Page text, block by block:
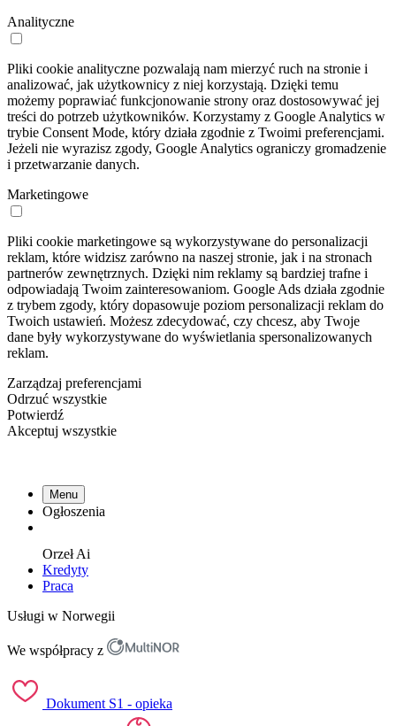
Analityczne
Pliki cookie analityczne pozwalają nam mierzyć ruch na stronie i
analizować, jak użytkownicy z niej korzystają. Dzięki temu
możemy poprawiać funkcjonowanie strony oraz dostosowywać jej
treści do potrzeb użytkowników. Korzystamy z Google Analytics w
trybie Consent Mode, który działa zgodnie z Twoimi preferencjami.
Jeżeli nie wyrazisz zgody, Google Analytics ograniczy gromadzenie
i przetwarzanie danych.
Marketingowe
Pliki cookie marketingowe są wykorzystywane do personalizacji
reklam, które widzisz zarówno na naszej stronie, jak i na stronach
partnerów zewnętrznych. Dzięki nim reklamy są bardziej trafne i
odpowiadają Twoim zainteresowaniom. Google Ads działa zgodnie
z trybem zgody, który dopasowuje poziom personalizacji reklam do
Twoich ustawień. Możesz zdecydować, czy chcesz, aby Twoje
dane były wykorzystywane do wyświetlania spersonalizowanych
reklam.
Zarządzaj preferencjami
Odrzuć wszystkie
Potwierdź
Akceptuj wszystkie
Menu
Ogłoszenia
OrzełAi
Kredyty
Praca
Usługi w Norwegii
We współpracy z
Dokument S1 - opieka